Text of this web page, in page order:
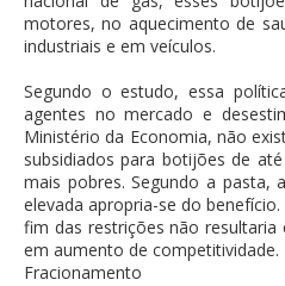
motores, no aquecimento de
industriais e em veículos.
Segundo o estudo, essa
agentes no mercado e
Ministério da Economia, não
subsidiados para botijões de
mais pobres. Segundo a pasta,
elevada apropria-se do
fim das restrições não
em aumento de competitividade.
Fracionamento